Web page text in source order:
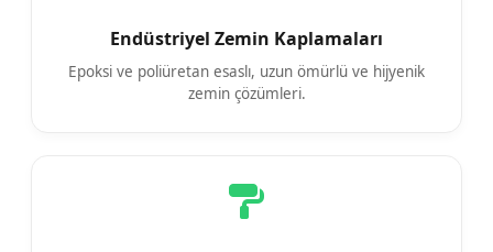
Endüstriyel Zemin Kaplamaları
Epoksi ve poliüretan esaslı, uzun ömürlü ve hijyenik
zemin çözümleri.